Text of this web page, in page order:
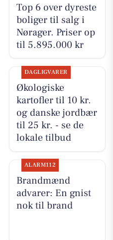
Top 6 over dyreste
boliger til salg i
Nørager. Priser op
til 5.895.000 kr
DAGLIGVARER
Økologiske
kartofler til 10 kr.
og danske jordbær
til 25 kr. - se de
lokale tilbud
ALARM112
Brandmænd
advarer: En gnist
nok til brand